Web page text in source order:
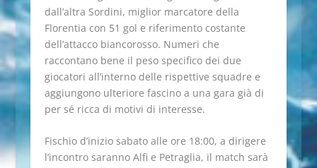
dall’altra Sordini, miglior marcatore della
Florentia con 51 gol e riferimento costante
dell’attacco biancorosso. Numeri che
raccontano bene il peso specifico dei due
giocatori all’interno delle rispettive squadre e
aggiungono ulteriore fascino a una gara già di
per sé ricca di motivi di interesse.
Fischio d’inizio sabato alle ore 18:00, a dirigere
l’incontro saranno Alfi e Petraglia, il match sarà